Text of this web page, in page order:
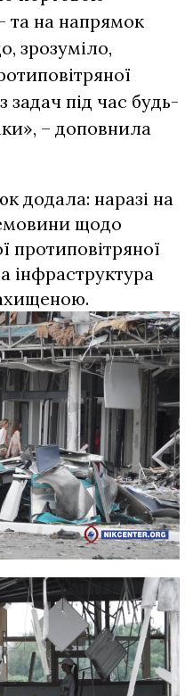
та на напрямок
зрозуміло,
задач під час будь-
– доповнила
додала: наразі на
щодо
протиповітряної
інфраструктура